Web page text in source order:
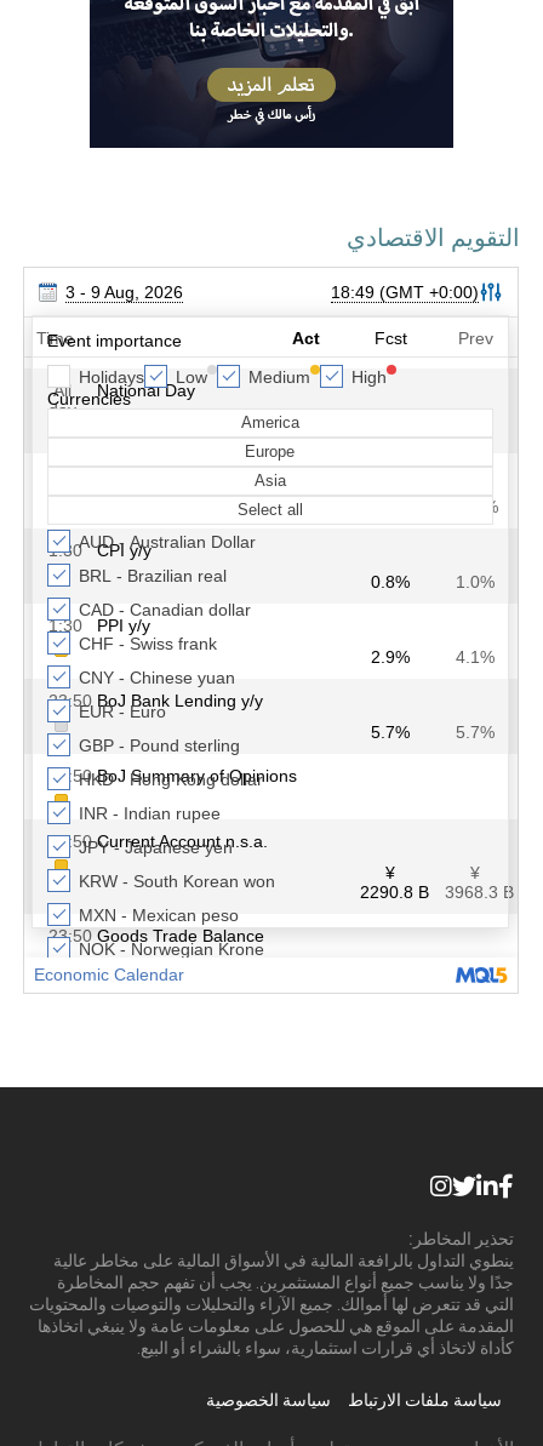
التقويم الاقتصادي
تحذير المخاطر:
ينطوي التداول بالرافعة المالية في الأسواق المالية على مخاطر عالية
جدًا ولا يناسب جميع أنواع المستثمرين. يجب أن تفهم حجم المخاطرة
التي قد تتعرض لها أموالك. جميع الآراء والتحليلات والتوصيات والمحتويات
المقدمة على الموقع هي للحصول على معلومات عامة ولا ينبغي اتخاذها
كأداة لاتخاذ أي قرارات استثمارية، سواء بالشراء أو البيع.
سياسة ملفات الارتباط سياسة الخصوصية